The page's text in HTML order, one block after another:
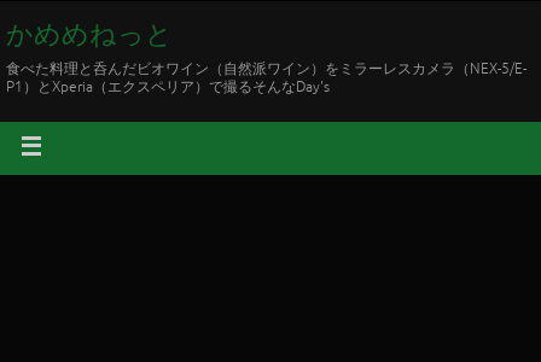
かめめねっと
食べた料理と呑んだビオワイン（自然派ワイン）をミラーレスカメラ（NEX-5/E-
P1）とXperia（エクスペリア）で撮るそんなDay's